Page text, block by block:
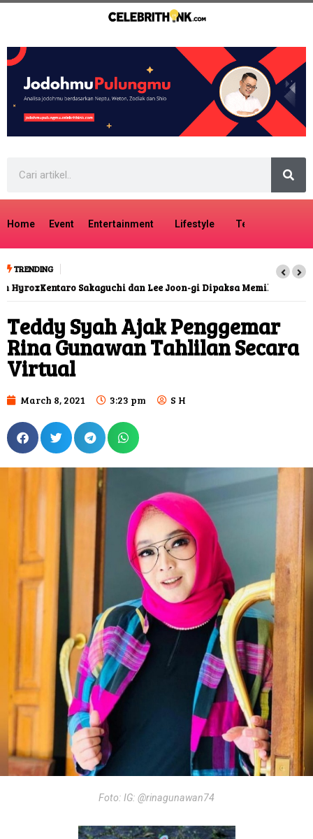
Home Event Entertainment Lifestyle Tech
TRENDING
Kentaro Sakaguchi dan Lee Joon-gi Dipaksa Memilih dalam
Teddy Syah Ajak Penggemar
Rina Gunawan Tahlilan Secara
Virtual
March 8, 2021 3:23 pm S H
Foto: IG: @rinagunawan74